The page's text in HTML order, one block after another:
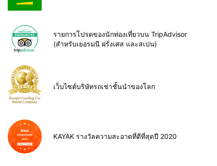
รายการโปรดของนักท่องเที่ยวบน TripAdvisor
(สำหรับเยอรมนี ฝรั่งเศส และสเปน)
เว็บไซต์บริษัทรถเช่าชั้นนำของโลก
KAYAK รางวัลความสะอาดที่ดีที่สุดปี 2020